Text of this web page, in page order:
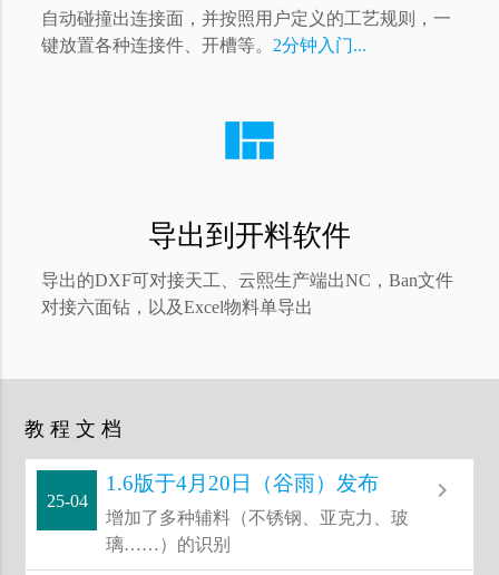
自动碰撞出连接面，并按照用户定义的工艺规则，一
键放置各种连接件、开槽等。 2分钟入门...
view_quilt
导出到开料软件
导出的DXF可对接天工、云熙生产端出NC，Ban文件
对接六面钻，以及Excel物料单导出
教 程 文 档
25-04
1.6版于4月20日（谷雨）发布
增加了多种辅料（不锈钢、亚克力、玻
璃……）的识别
navigate_next